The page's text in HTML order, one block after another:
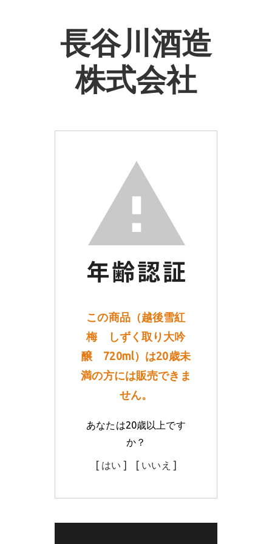
長谷川酒造
株式会社
この商品（越後雪紅
梅 しずく取り大吟
醸 720ml）は20歳未
満の方には販売できま
せん。
あなたは20歳以上です
か？
[ はい ] [ いいえ ]